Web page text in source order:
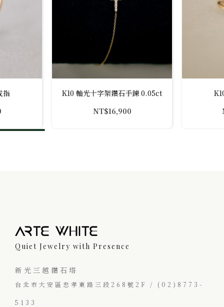
指
K10 軸光十字架鑽石手鍊 0.05ct
NT$16,900
Quiet Jewelry with Presence
新光三越鑽石塔
台北市大安區忠孝東路三段268號2F / (02)8773-
5133